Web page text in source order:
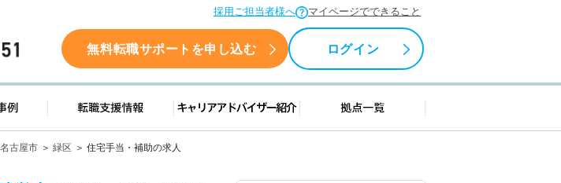
採用ご担当者様へ マイページでできること
0120-941-651 無料転職サポートを申し込む ログイン
転職成功事例 転職支援情報 キャリアアドバイザー紹介 拠点一覧
名古屋市 緑区 住宅手当・補助の求人